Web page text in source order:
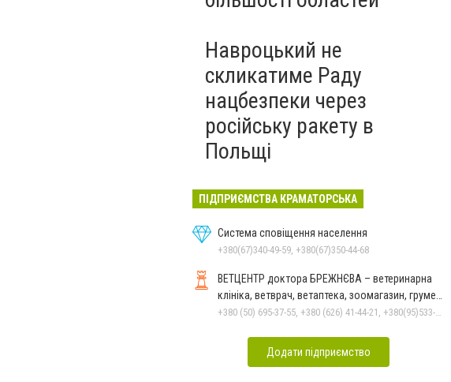
Навроцький не
скликатиме Раду
нацбезпеки через
російську ракету в
Польщі
ПІДПРИЄМСТВА КРАМАТОРСЬКА
Система сповіщення населення
+380(67)340-49-59, +380(67)350-44-68
ВЕТЦЕНТР доктора БРЕЖНЄВА – ветеринарна
клініка, ветврач, ветаптека, зоомагазин, грумер,
стрижки.
+380 (50) 695-37-55, +380 (626) 41-44-21, +380(95)533-90-03
Додати підприємство